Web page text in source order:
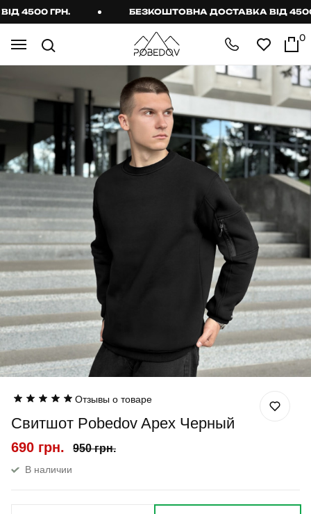
ГРН. БЕЗКОШТОВНА ДОСТАВКА ВІД 4500
0
Отзывы о товаре
Свитшот Pobedov Apex Черный
690 грн. 950 грн.
В наличии